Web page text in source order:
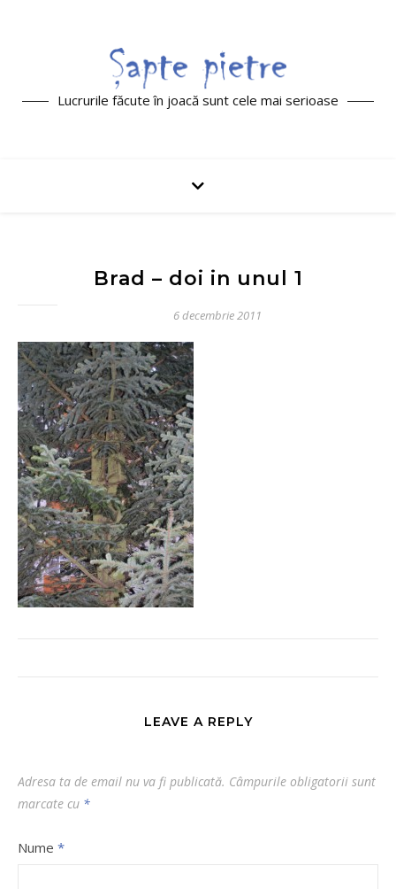
Lucrurile făcute în joacă sunt cele mai serioase
Brad – doi in unul 1
6 decembrie 2011
LEAVE A REPLY
Adresa ta de email nu va fi publicată. Câmpurile obligatorii sunt
marcate cu *
Nume *